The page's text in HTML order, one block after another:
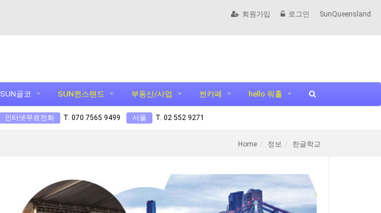
회원가입 로그인 SunQueensland
SUN골코 SUN퀸스랜드 부동산/사업 썬카페 hello 워홀
인터넷무료전화 T. 070 7565 9499 서울 T. 02 552 9271
Home 정보 한글학교